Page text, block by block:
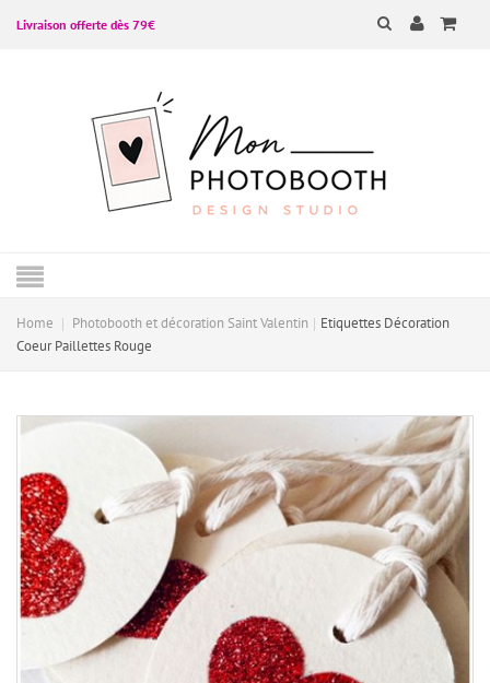
Livraison offerte dès 79€
Home Photobooth et décoration Saint Valentin
Etiquettes Décoration
Coeur Paillettes Rouge